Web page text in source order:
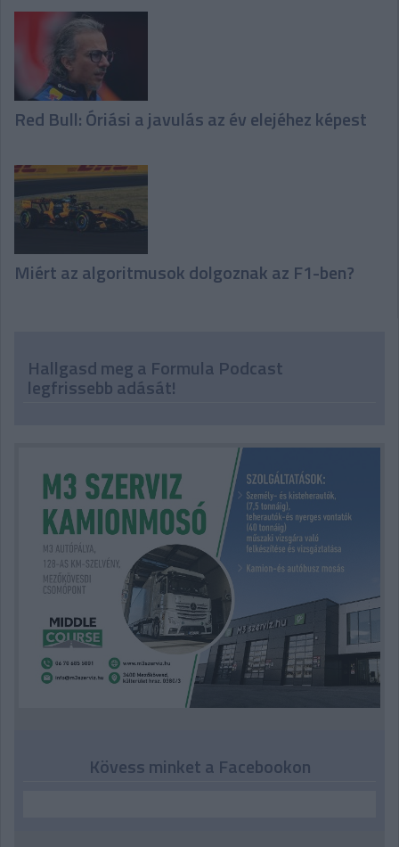
Red Bull: Óriási a javulás az év elejéhez képest
Miért az algoritmusok dolgoznak az F1-ben?
Hallgasd meg a Formula Podcast
legfrissebb adását!
Kövess minket a Facebookon